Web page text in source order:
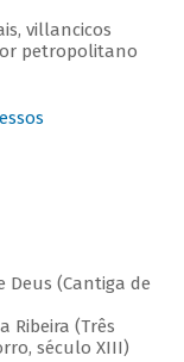
villancicos
petropolitano
(Cantiga de
(Três
século XIII)